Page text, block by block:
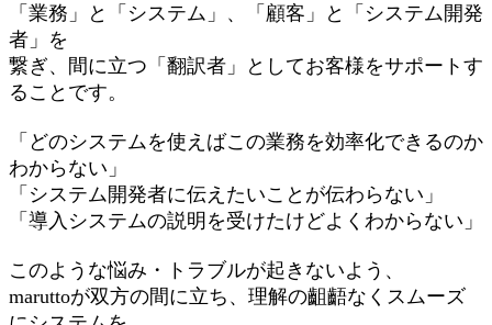
「業務」と「システム」、「顧客」と「システム開発
者」を
繋ぎ、間に立つ「翻訳者」としてお客様をサポートす
ることです。
「どのシステムを使えばこの業務を効率化できるのか
わからない」
「システム開発者に伝えたいことが伝わらない」
「導入システムの説明を受けたけどよくわからない」
このような悩み・トラブルが起きないよう、
maruttoが双方の間に立ち、理解の齟齬なくスムーズ